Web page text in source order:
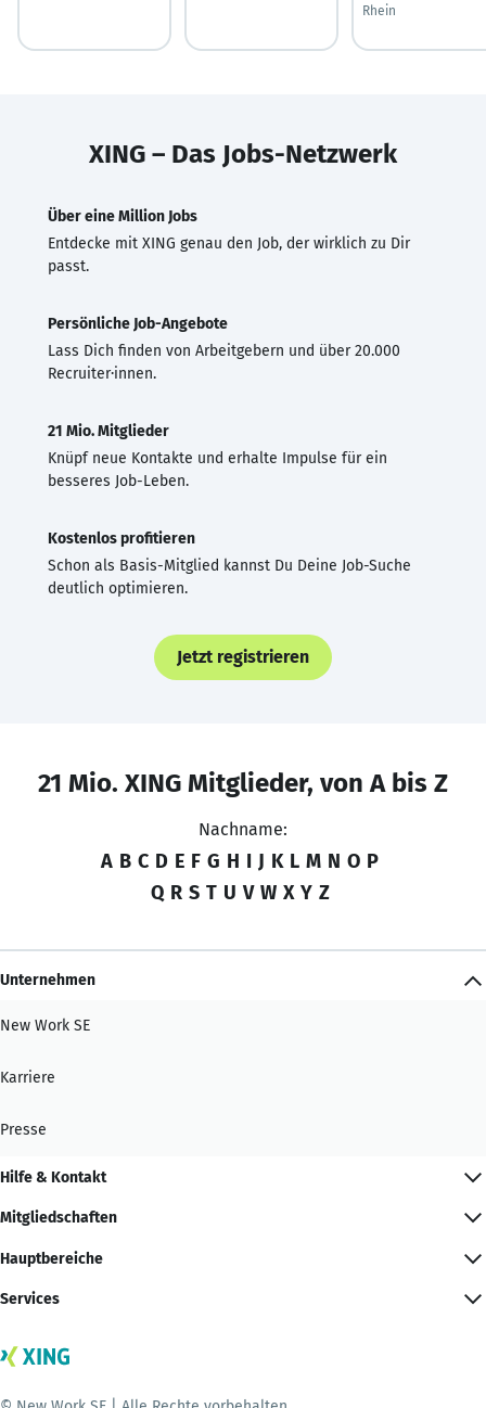
Rhein
XING – Das Jobs-Netzwerk
Über eine Million Jobs
Entdecke mit XING genau den Job, der wirklich zu Dir
passt.
Persönliche Job-Angebote
Lass Dich finden von Arbeitgebern und über 20.000
Recruiter·innen.
21 Mio. Mitglieder
Knüpf neue Kontakte und erhalte Impulse für ein
besseres Job-Leben.
Kostenlos profitieren
Schon als Basis-Mitglied kannst Du Deine Job-Suche
deutlich optimieren.
Jetzt registrieren
21 Mio. XING Mitglieder, von A bis Z
Nachname:
A B C D E F G H I J K L M N O P
Q R S T U V W X Y Z
Unternehmen
New Work SE
Karriere
Presse
Hilfe & Kontakt
Mitgliedschaften
Hauptbereiche
Services